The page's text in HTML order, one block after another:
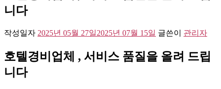
니다
작성일자 2025년 05월 27일2025년 07월 15일 글쓴이 관리자
호텔경비업체 , 서비스 품질을 올려 드립
니다